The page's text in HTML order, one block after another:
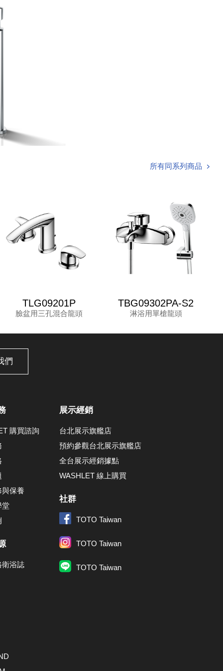
所有同系列商品
TLG09201P
臉盆用三孔混合龍頭
TBG09302PA-S2
淋浴用單槍龍頭
們
購買諮詢
保養
堂
衛浴誌
展示經銷
台北展示旗艦店
預約參觀台北展示旗艦店
全台展示經銷據點
WASHLET 線上購買
社群
TOTO Taiwan
TOTO Taiwan
TOTO Taiwan